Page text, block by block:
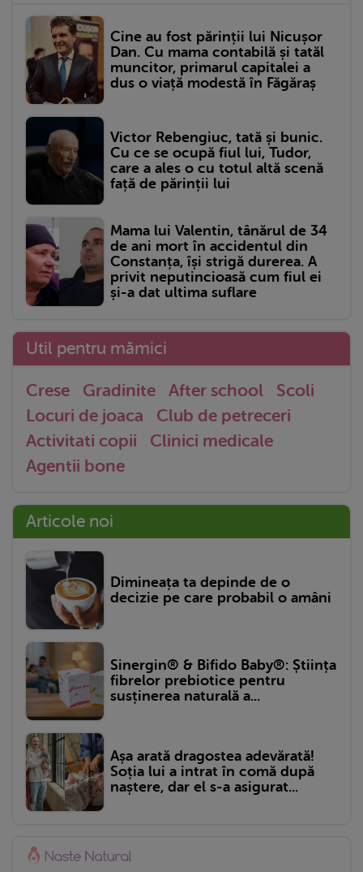
Cine au fost părinții lui Nicușor
Dan. Cu mama contabilă și tatăl
muncitor, primarul capitalei a
dus o viață modestă în Făgăraș
Victor Rebengiuc, tată și bunic.
Cu ce se ocupă fiul lui, Tudor,
care a ales o cu totul altă scenă
față de părinții lui
Mama lui Valentin, tânărul de 34
de ani mort în accidentul din
Constanța, își strigă durerea. A
privit neputincioasă cum fiul ei
și-a dat ultima suflare
Util pentru mămici
Crese Gradinite After school
Scoli
Locuri de joaca
Club de petreceri
Activitati copii
Clinici medicale
Agentii bone
Articole noi
Dimineața ta depinde de o
decizie pe care probabil o amâni
Sinergin® & Bifido Baby®: Știința
fibrelor prebiotice pentru
susținerea naturală a...
Așa arată dragostea adevărată!
Soția lui a intrat în comă după
naștere, dar el s-a asigurat...